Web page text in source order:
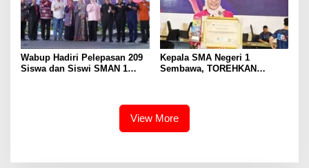
Wabup Hadiri Pelepasan 209
Siswa dan Siswi SMAN 1
Kepala SMA Negeri 1
Sembawa, TOREHKAN
View More